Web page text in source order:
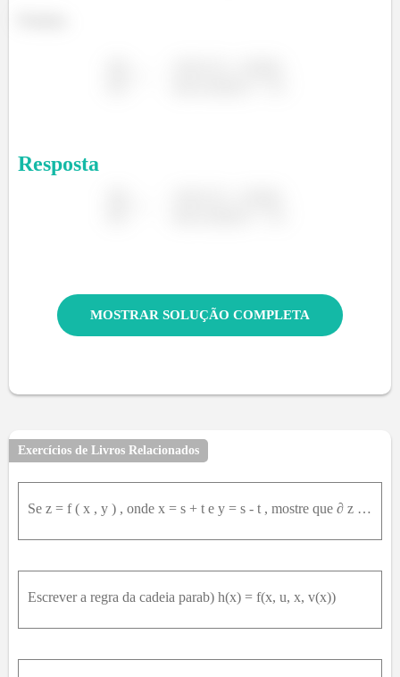
Resposta
MOSTRAR SOLUÇÃO COMPLETA
Exercícios de Livros Relacionados
Se z = f ( x , y ) , onde x = s + t e y = s - t , mostre que ∂ z ∂ x 2 - ∂ z ∂ y 2 = ∂ z ∂ s ∂ z ∂ t
Escrever a regra da cadeia parab) h(x) = f(x, u, x, v(x))